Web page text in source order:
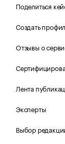
Поделиться
Создать
Отзывы о
Лента
Эксперты
Выбор